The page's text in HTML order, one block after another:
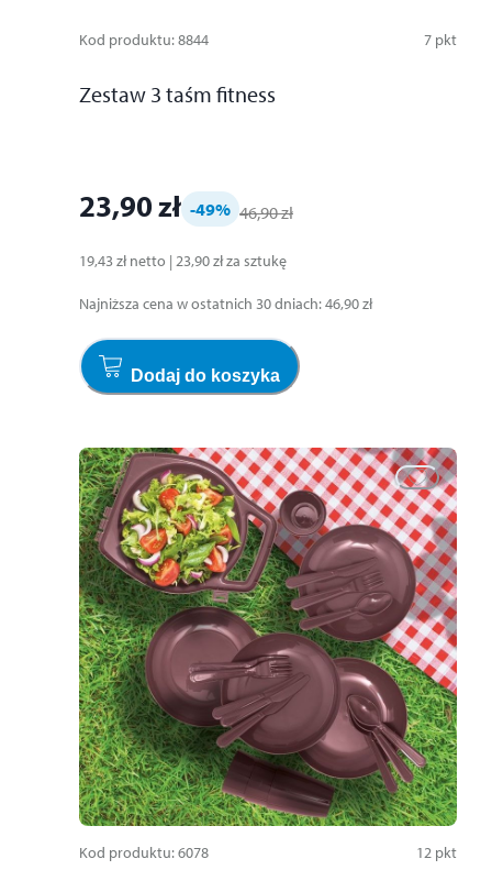
Kod produktu:8844 7 pkt
Zestaw 3 taśm fitness
23,90 zł -49% 46,90 zł
19,43 zł netto | 23,90 złza sztukę
Najniższa cena w ostatnich 30 dniach:46,90 zł
Dodaj do koszyka
Kod produktu:6078 12 pkt